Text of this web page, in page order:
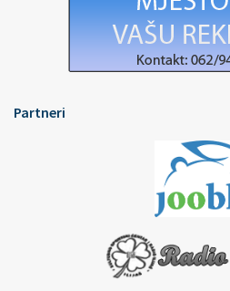
Partneri